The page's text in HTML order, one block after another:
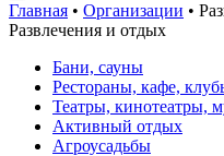
Главная • Организации •
Развлечения и отдых
Бани, сауны
Рестораны, кафе,
Театры, кинотеатры,
Активный отдых
Агроусадьбы